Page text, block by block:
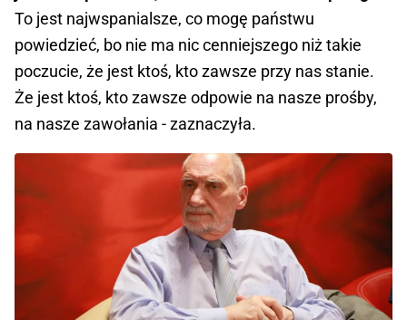
To jest najwspanialsze, co mogę państwu
powiedzieć, bo nie ma nic cenniejszego niż takie
poczucie, że jest ktoś, kto zawsze przy nas stanie.
Że jest ktoś, kto zawsze odpowie na nasze prośby,
na nasze zawołania - zaznaczyła.